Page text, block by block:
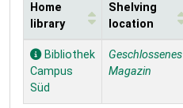
Holdings
Home
library
Shelving
location
Bibliothek
Campus
Süd
Geschlossenes
Magazin